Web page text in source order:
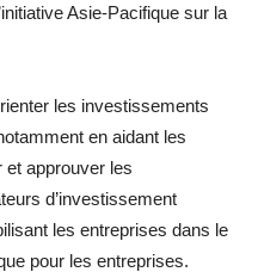
Asie-Pacifique sur la
les investissements
en aidant les
approuver les
d’investissement
les entreprises dans le
pour les entreprises.